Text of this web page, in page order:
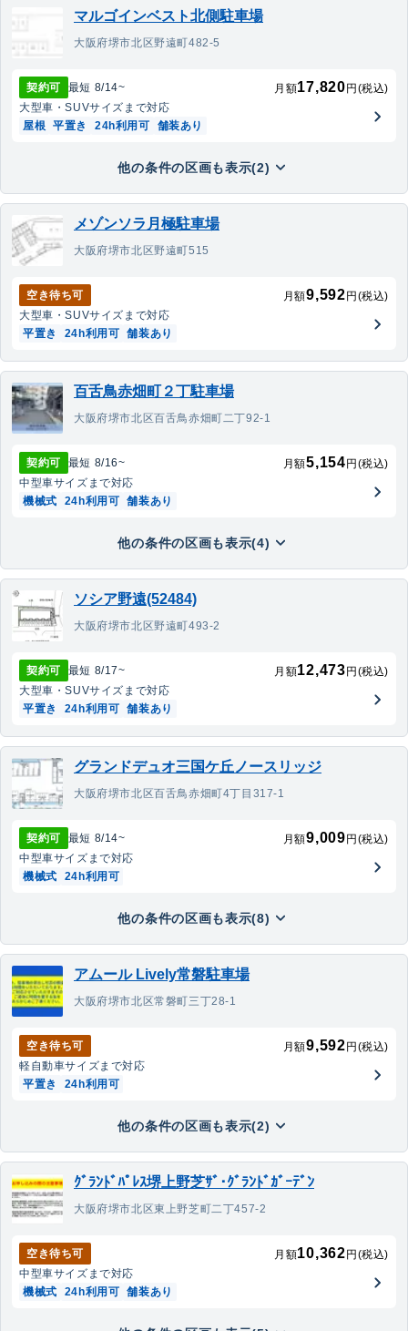
マルゴインベスト北側駐車場
大阪府堺市北区野遠町482-5
契約可 最短 8/14~ 月額17,820 円(税込)
大型車・SUVサイズまで対応
屋根 平置き 24h利用可 舗装あり
他の条件の区画も表示(2)
メゾンソラ月極駐車場
大阪府堺市北区野遠町515
空き待ち可 月額9,592 円(税込)
大型車・SUVサイズまで対応
平置き
24h利用可 舗装あり
百舌鳥赤畑町２丁駐車場
大阪府堺市北区百舌鳥赤畑町二丁92-1
契約可 最短 8/16~ 月額5,154 円(税込)
中型車サイズまで対応
機械式
24h利用可 舗装あり
他の条件の区画も表示(4)
ソシア野遠(52484)
大阪府堺市北区野遠町493-2
契約可 最短 8/17~ 月額12,473 円(税込)
大型車・SUVサイズまで対応
平置き
24h利用可 舗装あり
グランドデュオ三国ケ丘ノースリッジ
大阪府堺市北区百舌鳥赤畑町4丁目317-1
契約可 最短 8/14~ 月額9,009 円(税込)
中型車サイズまで対応
機械式
24h利用可
他の条件の区画も表示(8)
アムール Lively常磐駐車場
大阪府堺市北区常磐町三丁28-1
空き待ち可 月額9,592 円(税込)
軽自動車サイズまで対応
平置き
24h利用可
他の条件の区画も表示(2)
ｸﾞﾗﾝﾄﾞﾊﾟﾚｽ堺上野芝ｻﾞ･ｸﾞﾗﾝﾄﾞｶﾞｰﾃﾞﾝ
大阪府堺市北区東上野芝町二丁457-2
空き待ち可 月額10,362 円(税込)
中型車サイズまで対応
機械式
24h利用可 舗装あり